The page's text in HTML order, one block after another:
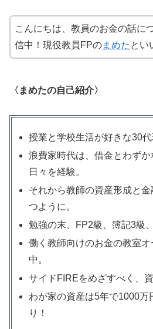
こんにちは、教員のお金の話に
信中！現役教員FPのまめた とい
〈まめたの自己紹介〉
授業と学校生活が好きな30代
浪費家時代は、借金とわず
日々を経験。
それから教師の資産形成と
つように。
勉強の末、FP2級、簿記3級
働く教師向けのお金の教室
中。
サイドFIREをめざすべく、
わが家の資産は5年で1000万
り！